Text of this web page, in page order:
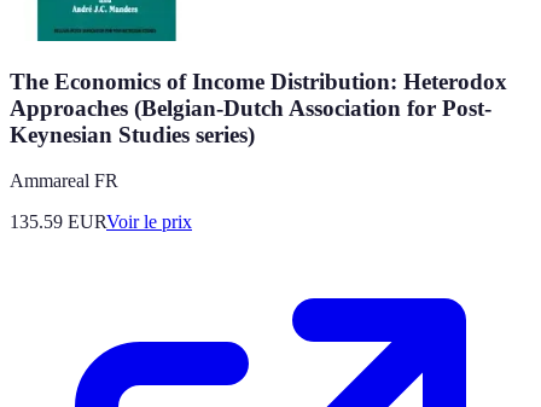
The Economics of Income Distribution: Heterodox
Approaches (Belgian-Dutch Association for Post-
Keynesian Studies series)
Ammareal FR
135.59 EURVoir le prix